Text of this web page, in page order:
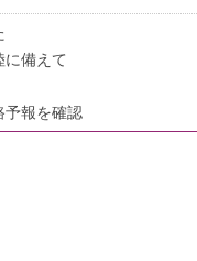
に備えて
予報を確認